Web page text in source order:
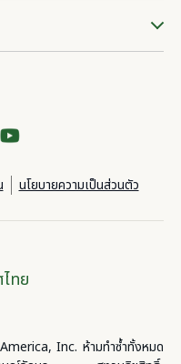
นโยบายความเป็นส่วนตัว
Inc. ห้ามทำซ้ำทั้งหมด
ทย